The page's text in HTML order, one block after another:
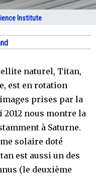
Institute
naturel, Titan,
est en rotation
prises par la
2012 nous montre la
à Saturne.
solaire doté
est aussi un des
(le deuxième